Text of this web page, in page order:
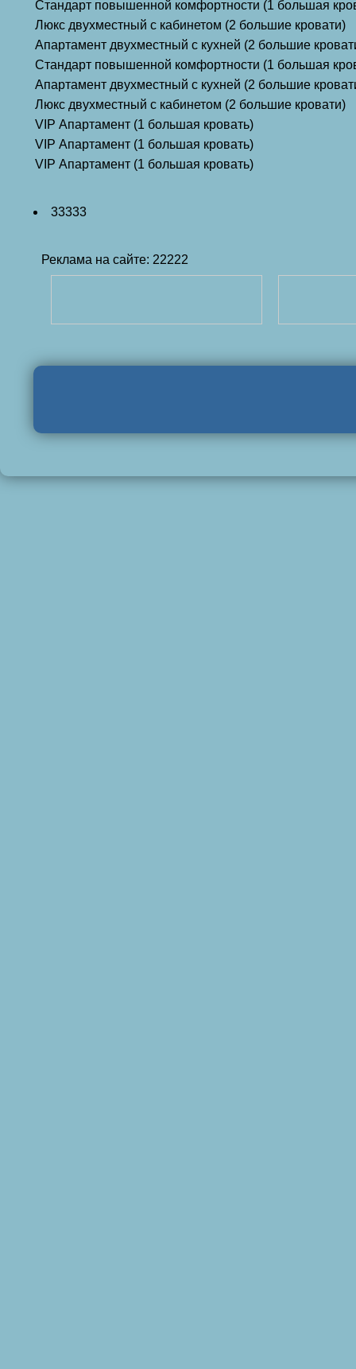
Стандарт повышенной комфортности (1 большая
Люкс двухместный с кабинетом (2 большие кровати)
Апартамент двухместный с кухней (2 большие
Стандарт повышенной комфортности (1 большая
Апартамент двухместный с кухней (2 большие
Люкс двухместный с кабинетом (2 большие кровати)
VIP Апартамент (1 большая кровать)
VIP Апартамент (1 большая кровать)
VIP Апартамент (1 большая кровать)
33333
Реклама на сайте: 22222